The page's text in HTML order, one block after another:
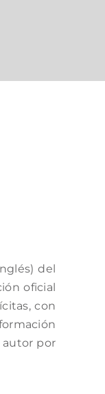
del
oficial
con
autor por